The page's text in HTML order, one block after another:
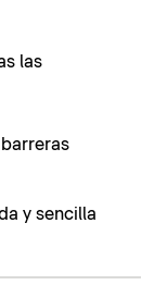
las
y sencilla